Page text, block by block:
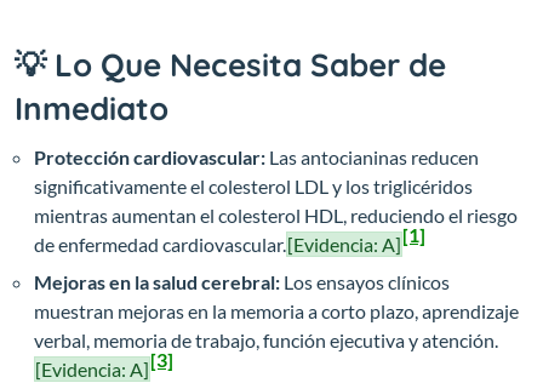
💡 Lo Que Necesita Saber de
Inmediato
Protección cardiovascular: Las antocianinas reducen
significativamente el colesterol LDL y los triglicéridos
mientras aumentan el colesterol HDL, reduciendo el riesgo
de enfermedad cardiovascular.[Evidencia: A][1]
Mejoras en la salud cerebral: Los ensayos clínicos
muestran mejoras en la memoria a corto plazo, aprendizaje
verbal, memoria de trabajo, función ejecutiva y atención.
[Evidencia: A][3]